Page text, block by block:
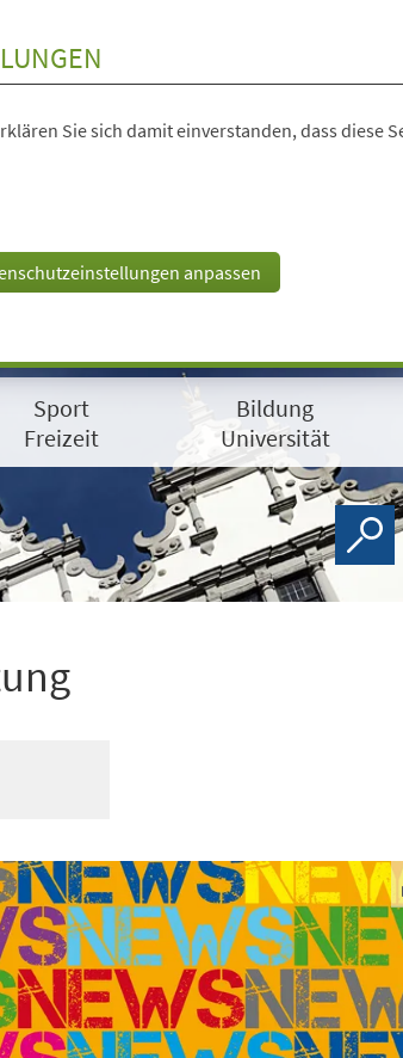
Sie sich damit einverstanden, dass diese
anpassen
Sport
Freizeit
Bildung
Universität